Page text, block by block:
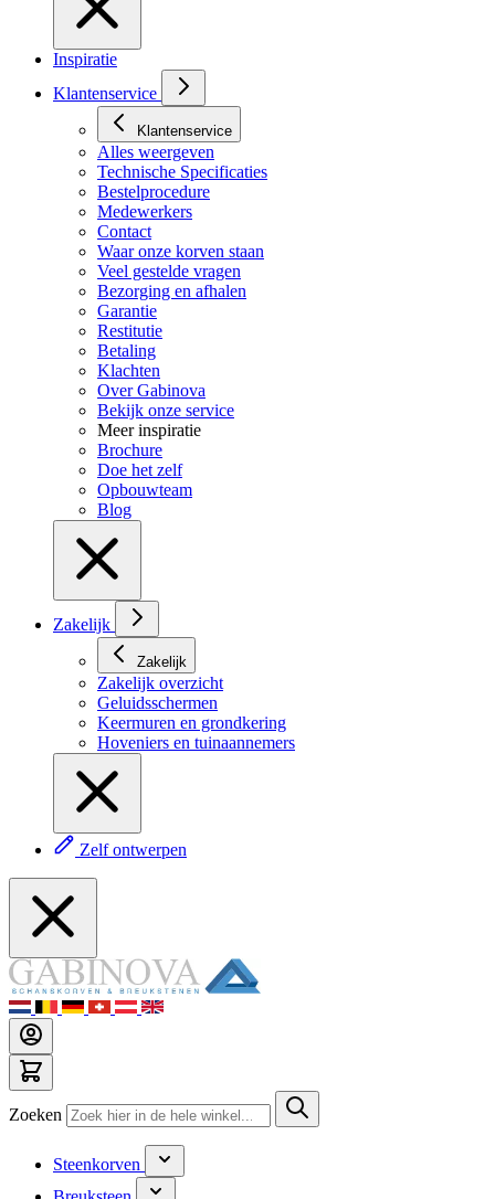
Inspiratie
Klantenservice
Klantenservice
Alles weergeven
Technische Specificaties
Bestelprocedure
Medewerkers
Contact
Waar onze korven staan
Veel gestelde vragen
Bezorging en afhalen
Garantie
Restitutie
Betaling
Klachten
Over Gabinova
Bekijk onze service
Meer inspiratie
Brochure
Doe het zelf
Opbouwteam
Blog
Zakelijk
Zakelijk
Zakelijk overzicht
Geluidsschermen
Keermuren en grondkering
Hoveniers en tuinaannemers
Zelf ontwerpen
Zoeken
Steenkorven